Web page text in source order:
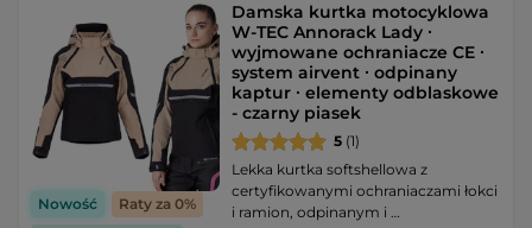
Nowość Raty za 0%
Damska kurtka motocyklowa
W-TEC Annorack Lady ∙
wyjmowane ochraniacze CE ∙
system airvent ∙ odpinany
kaptur ∙ elementy odblaskowe
- czarny piasek
5 (1)
Lekka kurtka softshellowa z
certyfikowanymi ochraniaczami łokci
i ramion, odpinanym i …